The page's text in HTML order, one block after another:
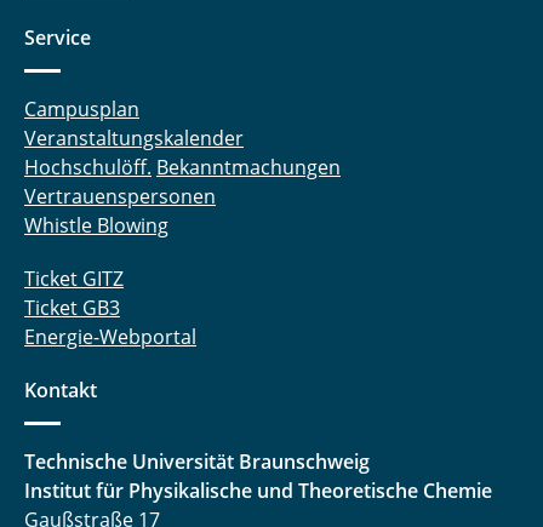
Service
Campusplan
Veranstaltungskalender
Hochschulöff. Bekanntmachungen
Vertrauenspersonen
Whistle Blowing
Ticket GITZ
Ticket GB3
Energie-Webportal
Kontakt
Technische Universität Braunschweig
Institut für Physikalische und Theoretische Chemie
Gaußstraße 17